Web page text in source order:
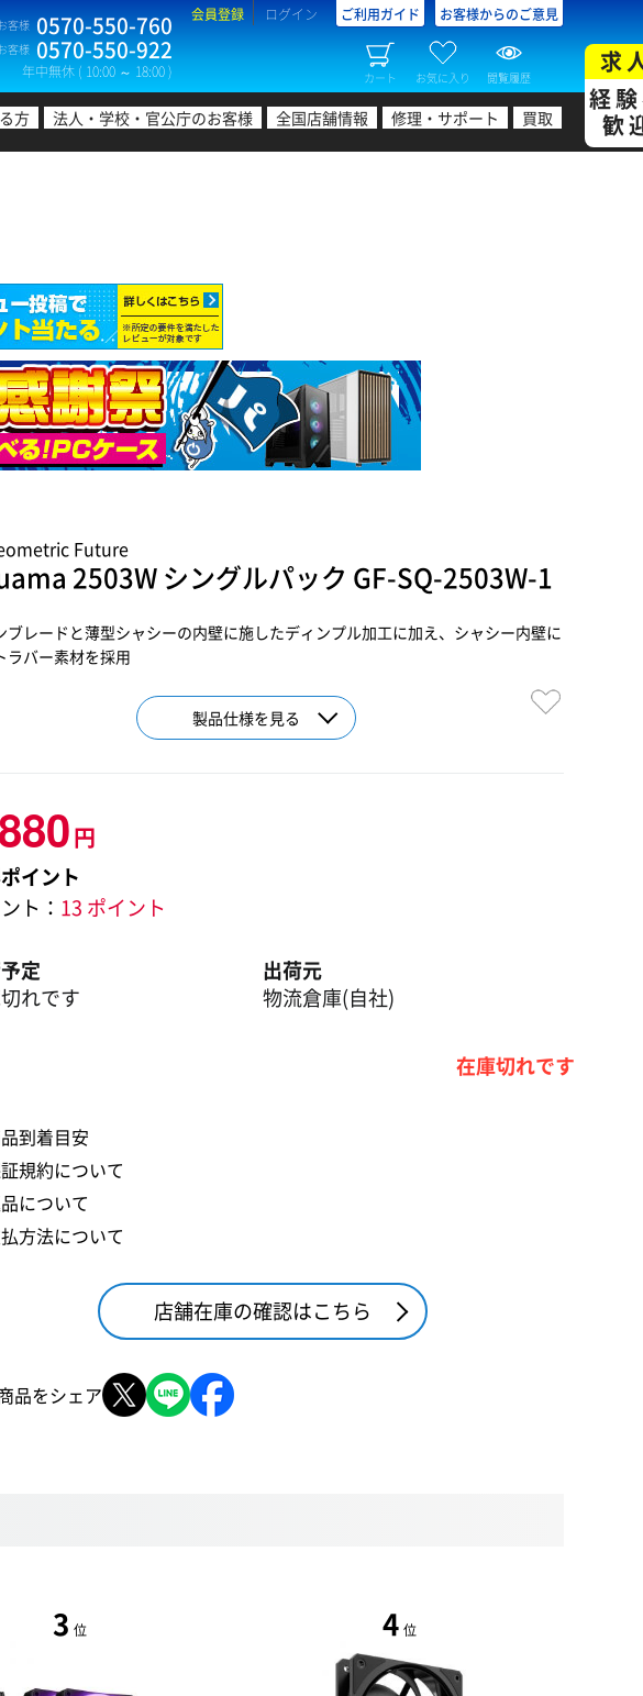
客様 0570-550-760
客様 0570-550-922
年中無休 ( 10:00 ～ 18:00 )
会員登録 ログイン ご利用ガイド お客様からのご意見
カート お気に入り 閲覧履歴
方 法人・学校・官公庁のお客様 全国店舗情報 修理・サポート 買取
求
経
歓
Future
2503W シングルパック GF-SQ-2503W-1
ブレードと薄型シャシーの内壁に施したディンプル加工に加え、シャシー内壁に
ラバー素材を採用
製品仕様を見る
円
イント
ト： 13 ポイント
定
れです
出荷元
物流倉庫(自社)
在庫切れです
到着目安
規約について
について
方法について
店舗在庫の確認はこちら
品をシェア
3 位 4 位